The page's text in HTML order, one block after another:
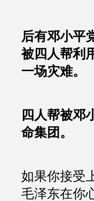
后有邓小平
被四人帮利
一场灾难。
四人帮被邓
命集团。
如果你接受
毛泽东在你